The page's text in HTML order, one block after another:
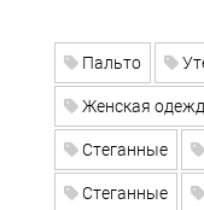
Пальто
Женская
Стеганные
Стеганные